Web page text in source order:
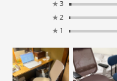
★ 3
★ 2
★ 1